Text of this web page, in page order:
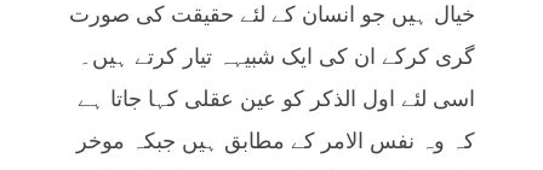
خیال ہیں جو انسان کے لئے حقیقت کی صورت
گری کرکے ان کی ایک شبیہہ تیار کرتے ہیں۔
اسی لئے اول الذکر کو عین عقلی کہا جاتا ہے
کہ وہ نفس الامر کے مطابق ہیں جبکہ موخر